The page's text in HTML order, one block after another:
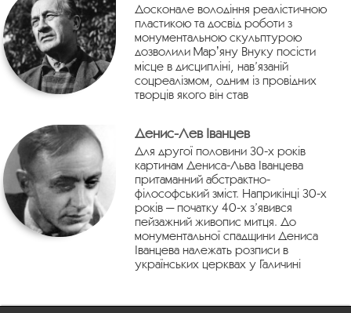
Досконале володіння реалістичною
пластикою та досвід роботи з
монументальною скульптурою
дозволили Марʼяну Внуку посісти
місце в дисципліні, нав’язаній
соцреалізмом, одним із провідних
творців якого він став
Денис-Лев Іванцев
Для другої половини 30-х років
картинам Дениса-Льва Іванцева
притаманний абстрактно-
філософський зміст. Наприкінці 30-х
років — початку 40-х з’явився
пейзажний живопис митця. До
монументальної спадщини Дениса
Іванцева належать розписи в
українських церквах у Галичині